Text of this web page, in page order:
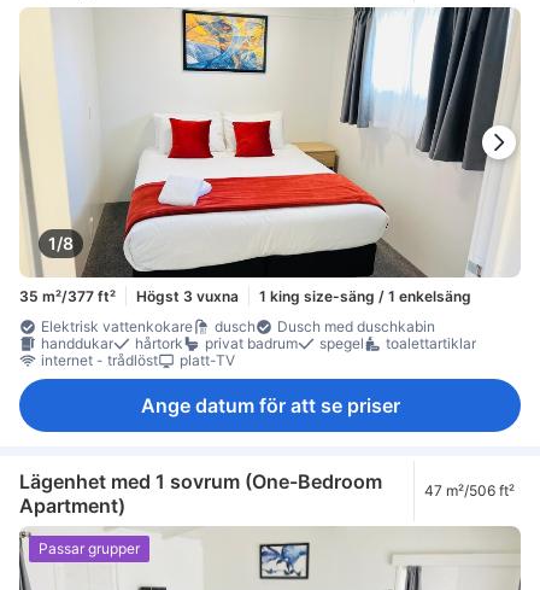
1/8
35 m²/377 ft² Högst 3 vuxna
1 king size-säng / 1 enkelsäng
Elektrisk vattenkokare
dusch
Dusch med duschkabin
handdukar
hårtork privat badrum spegel
toalettartiklar
internet - trådlöst
platt-TV
Ange datum för att se priser
Lägenhet med 1 sovrum (One-Bedroom
Apartment)
47 m²/506 ft²
Passar grupper